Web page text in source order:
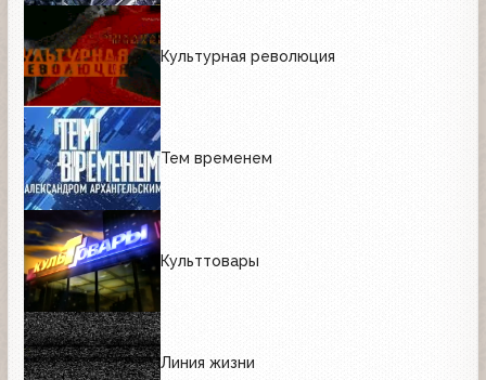
Культурная революция
Тем временем
Культтовары
Линия жизни